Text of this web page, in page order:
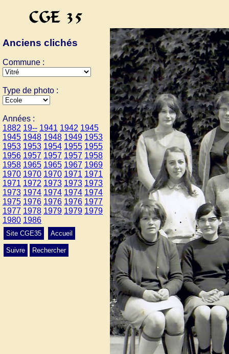
Anciens clichés
Commune :
Type de photo :
Années :
1882 19-- 1941 1942 1945
1945 1948 1948 1949 1953
1953 1953 1954 1955 1955
1956 1957 1957 1957 1958
1958 1965 1965 1967 1969
1970 1970 1970 1971 1971
1971 1972 1973 1973 1973
1973 1974 1974 1974 1974
1975 1976 1976 1976 1977
1977 1978 1979 1979 1979
1980 1986
Site CGE35 Accueil
Suivre Rechercher